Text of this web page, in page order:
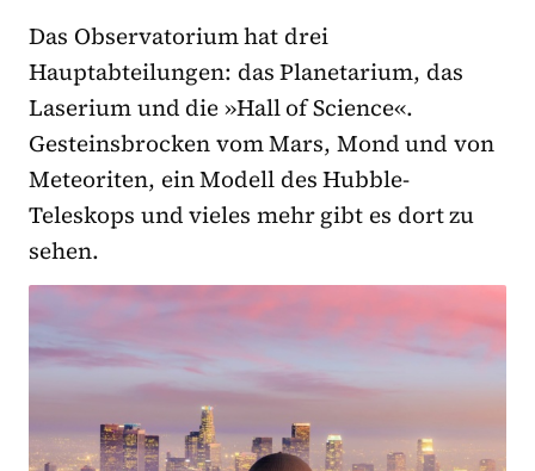
Das Observatorium hat drei
Hauptabteilungen: das Planetarium, das
Laserium und die »Hall of Science«.
Gesteinsbrocken vom Mars, Mond und von
Meteoriten, ein Modell des Hubble-
Teleskops und vieles mehr gibt es dort zu
sehen.